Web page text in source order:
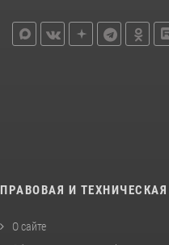
ПРАВОВАЯ И
О сайте